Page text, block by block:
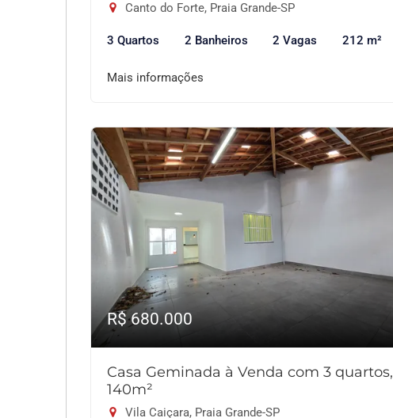
Canto do Forte, Praia Grande-SP
3 Quartos 2 Banheiros 2 Vagas 212 m²
Mais informações
R$ 680.000
Casa Geminada à Venda com 3 quartos,
140m²
Vila Caiçara, Praia Grande-SP